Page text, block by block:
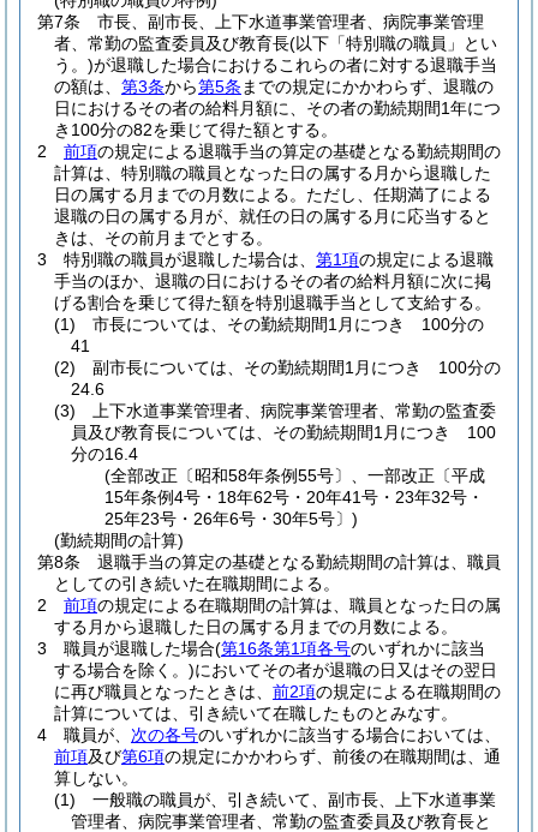
第7条
市長、副市長、上下水道事業管理者、病院事業管理
者、常勤の監査委員及び教育長(以下「特別職の職員」とい
う。)が退職した場合におけるこれらの者に対する退職手当
の額は、 第3条から第5条 までの規定にかかわらず、退職の
日におけるその者の給料月額に、その者の勤続期間1年につ
き100分の82を乗じて得た額とする。
2
前項の規定による退職手当の算定の基礎となる勤続期間の
計算は、特別職の職員となった日の属する月から退職した
日の属する月までの月数による。 ただし、任期満了による
退職の日の属する月が、就任の日の属する月に応当すると
きは、その前月までとする。
3
特別職の職員が退職した場合は、 第1項の規定による退職
手当のほか、退職の日におけるその者の給料月額に次に掲
げる割合を乗じて得た額を特別退職手当として支給する。
(1)
市長については、その勤続期間1月につき 100分の
41
(2)
副市長については、その勤続期間1月につき 100分の
24.6
(3)
上下水道事業管理者、病院事業管理者、常勤の監査委
員及び教育長については、その勤続期間1月につき 100
分の16.4
(全部改正〔昭和58年条例55号〕、一部改正〔平成
15年条例4号・18年62号・20年41号・23年32号・
25年23号・26年6号・30年5号〕)
(勤続期間の計算)
第8条
退職手当の算定の基礎となる勤続期間の計算は、職員
としての引き続いた在職期間による。
2
前項の規定による在職期間の計算は、職員となった日の属
する月から退職した日の属する月までの月数による。
3
職員が退職した場合(第16条第1項各号のいずれかに該当
する場合を除く。)においてその者が退職の日又はその翌日
に再び職員となったときは、 前2項の規定による在職期間の
計算については、引き続いて在職したものとみなす。
4
職員が、 次の各号のいずれかに該当する場合においては、
前項及び第6項の規定にかかわらず、前後の在職期間は、通
算しない。
(1)
一般職の職員が、引き続いて、副市長、上下水道事業
管理者、病院事業管理者、常勤の監査委員及び教育長と